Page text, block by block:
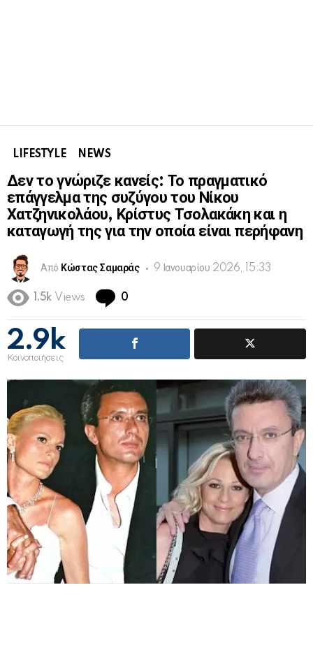
LIFESTYLE NEWS
Δεν το γνώριζε κανείς: Το πραγματικό
επάγγελμα της συζύγου του Νίκου
Χατζηνικολάου, Κρίστυς Τσολακάκη και η
καταγωγή της για την οποία είναι περήφανη
Από Κώστας Σαμαράς 9 Ιανουαρίου 2026, 15:33
1.5k Views 0
2.9k
Κοινοποιήσεις